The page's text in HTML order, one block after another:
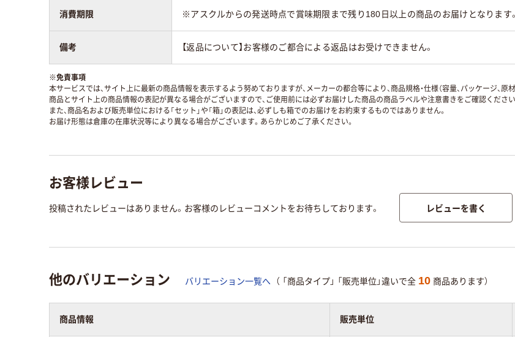
消費期限 ※アスクルからの発送時点で賞味期限まで残り180日以上の商品のお届けとなります。
備考 【返品について】お客様のご都合による返品はお受けできません。
※免責事項
本サービスでは、サイト上に最新の商品情報を表示するよう努めておりますが、メーカーの都合等により、商品規格・仕様（容量、パッケージ、
商品とサイト上の商品情報の表記が異なる場合がございますので、ご使用前には必ずお届けした商品の商品ラベルや注意書きをご確認くださ
また、商品名および販売単位における「セット」や「箱」の表記は、必ずしも箱でのお届けをお約束するものではありません。
お届け形態は倉庫の在庫状況等により異なる場合がございます。あらかじめご了承ください。
お客様レビュー
投稿されたレビューはありません。お客様のレビューコメントをお待ちしております。 レビューを書く
他のバリエーション バリエーション一覧へ （ 「商品タイプ」 「販売単位」違いで全 10 商品あります）
商品情報 販売単位